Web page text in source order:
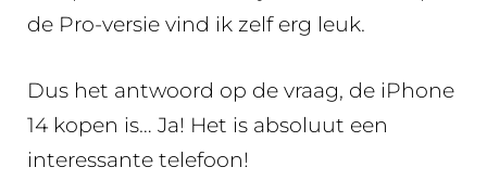
de Pro-versie vind ik zelf erg leuk.
Dus het antwoord op de vraag, de iPhone
14 kopen is… Ja! Het is absoluut een
interessante telefoon!